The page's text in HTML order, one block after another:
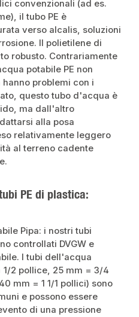
a compressione, giunti, gomiti e
imperiali in PE e ottone.Dati dei
installazione interrataPressione di
con striscia bluSpessore della
tubo PE100, Ø63 mm, lunghezza
convenzionali (ad es.
il tubo PE è
verso alcalis, soluzioni
Il polietilene di
robusto. Contrariamente
potabile PE non
problemi con i
questo tubo d'acqua è
ma dall'altro
alla posa
relativamente leggero
al terreno cadente
PE di plastica:
Pipa: i nostri tubi
controllati DVGW e
I tubi dell'acqua
1/2 pollice, 25 mm = 3/4
mm = 1 1/1 pollici) sono
e possono essere
di una pressione